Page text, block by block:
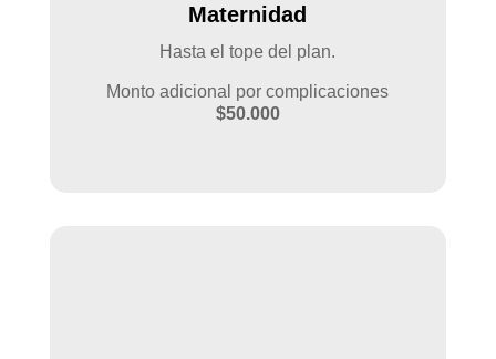
Maternidad
Hasta el tope del plan.
Monto adicional por complicaciones
$50.000